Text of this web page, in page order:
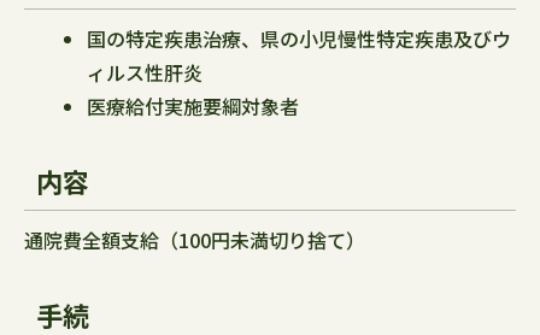
国の特定疾患治療、県の小児慢性特定疾患及びウ
ィルス性肝炎
医療給付実施要綱対象者
内容
通院費全額支給（100円未満切り捨て）
手続